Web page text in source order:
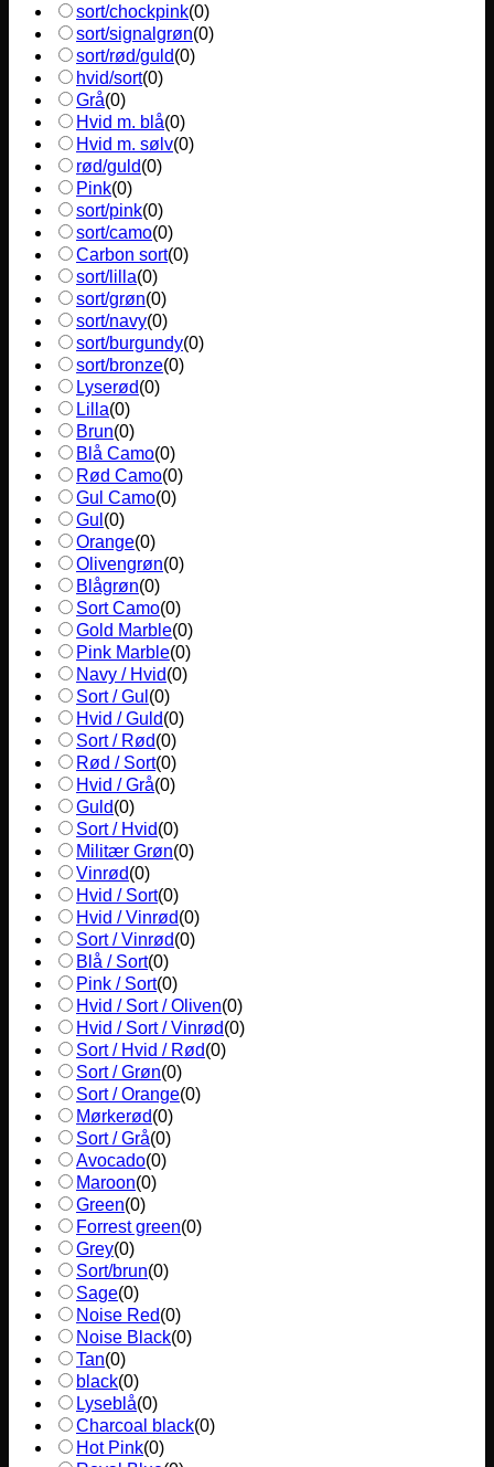
sort/chockpink(0)
sort/signalgrøn(0)
sort/rød/guld(0)
hvid/sort(0)
Grå(0)
Hvid m. blå(0)
Hvid m. sølv(0)
rød/guld(0)
Pink(0)
sort/pink(0)
sort/camo(0)
Carbon sort(0)
sort/lilla(0)
sort/grøn(0)
sort/navy(0)
sort/burgundy(0)
sort/bronze(0)
Lyserød(0)
Lilla(0)
Brun(0)
Blå Camo(0)
Rød Camo(0)
Gul Camo(0)
Gul (0)
Orange(0)
Olivengrøn(0)
Blågrøn(0)
Sort Camo(0)
Gold Marble(0)
Pink Marble(0)
Navy / Hvid(0)
Sort / Gul (0)
Hvid / Guld(0)
Sort / Rød(0)
Rød / Sort(0)
Hvid / Grå(0)
Guld(0)
Sort / Hvid(0)
Militær Grøn(0)
Vinrød(0)
Hvid / Sort(0)
Hvid / Vinrød(0)
Sort / Vinrød(0)
Blå / Sort(0)
Pink / Sort(0)
Hvid / Sort / Oliven(0)
Hvid / Sort / Vinrød(0)
Sort / Hvid / Rød(0)
Sort / Grøn(0)
Sort / Orange(0)
Mørkerød(0)
Sort / Grå(0)
Avocado(0)
Maroon(0)
Green(0)
Forrest green(0)
Grey(0)
Sort/brun(0)
Sage(0)
Noise Red(0)
Noise Black(0)
Tan(0)
black(0)
Lyseblå(0)
Charcoal black(0)
Hot Pink(0)